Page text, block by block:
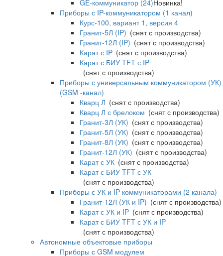
GE-коммуникатор (24)Новинка!
Приборы с IP-коммуникатором (1 канал)
Курс-100, вариант 1, версия 4
Гранит-5Л (IP) (снят с производства)
Гранит-12Л (IP) (снят с производства)
Карат с IP (снят с производства)
Карат с БИУ TFT с IP
(снят с производства)
Приборы с универсальным коммуникатором (УК)
(GSM -канал)
Кварц Л (снят с производства)
Кварц Л с брелоком (снят с производства)
Гранит-3Л (УК) (снят с производства)
Гранит-5Л (УК) (снят с производства)
Гранит-8Л (УК) (снят с производства)
Гранит-12Л (УК) (снят с производства)
Карат с УК (снят с производства)
Карат с БИУ TFT с УК
(снят с производства)
Приборы с УК и IP-коммуникаторами (2 канала)
Гранит-12Л (УК и IP) (снят с производства)
Карат с УК и IP (снят с производства)
Карат с БИУ TFT с УК и IP
(снят с производства)
Автономные объектовые приборы
Приборы с GSM модулем